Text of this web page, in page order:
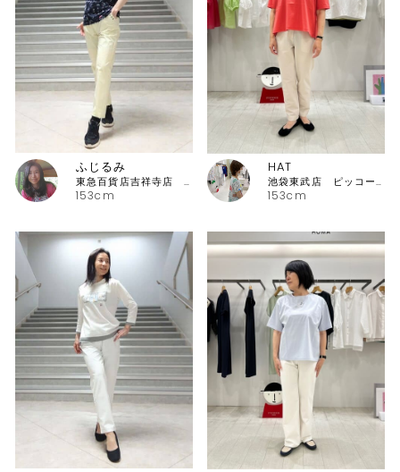
153cm
ふじるみ
東急百貨店吉祥寺店 ピッコーネ
153cm
HAT
池袋東武店 ピッコーネ・ピッコーネクラブ